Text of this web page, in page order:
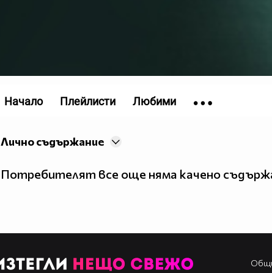
Лично съдържание
Потребителят все още няма качено
Начало Плейлисти Любими